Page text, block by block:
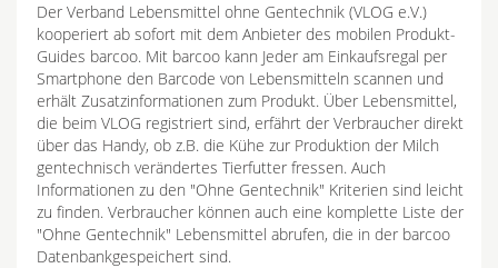
Der Verband Lebensmittel ohne Gentechnik (VLOG e.V.)
kooperiert ab sofort mit dem Anbieter des mobilen Produkt-
Guides barcoo. Mit barcoo kann Jeder am Einkaufsregal per
Smartphone den Barcode von Lebensmitteln scannen und
erhält Zusatzinformationen zum Produkt. Über Lebensmittel,
die beim VLOG registriert sind, erfährt der Verbraucher direkt
über das Handy, ob z.B. die Kühe zur Produktion der Milch
gentechnisch verändertes Tierfutter fressen. Auch
Informationen zu den "Ohne Gentechnik" Kriterien sind leicht
zu finden. Verbraucher können auch eine komplette Liste der
"Ohne Gentechnik" Lebensmittel abrufen, die in der barcoo
Datenbankgespeichert sind.